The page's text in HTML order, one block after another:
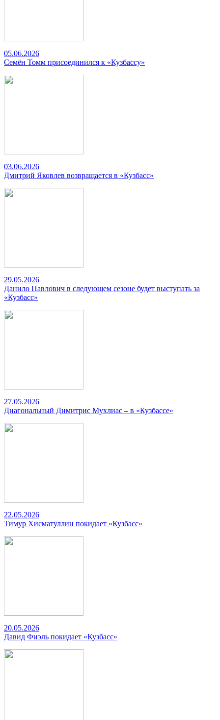
05.06.2026
Семён Томм присоединился к «Кузбассу»
03.06.2026
Дмитрий Яковлев возвращается в «Кузбасс»
29.05.2026
Данило Павлович в следующем сезоне будет выступать за
«Кузбасс»
27.05.2026
Диагональный Димитрис Мухлиас – в «Кузбассе»
22.05.2026
Тимур Хисматуллин покидает «Кузбасс»
20.05.2026
Давид Фиэль покидает «Кузбасс»